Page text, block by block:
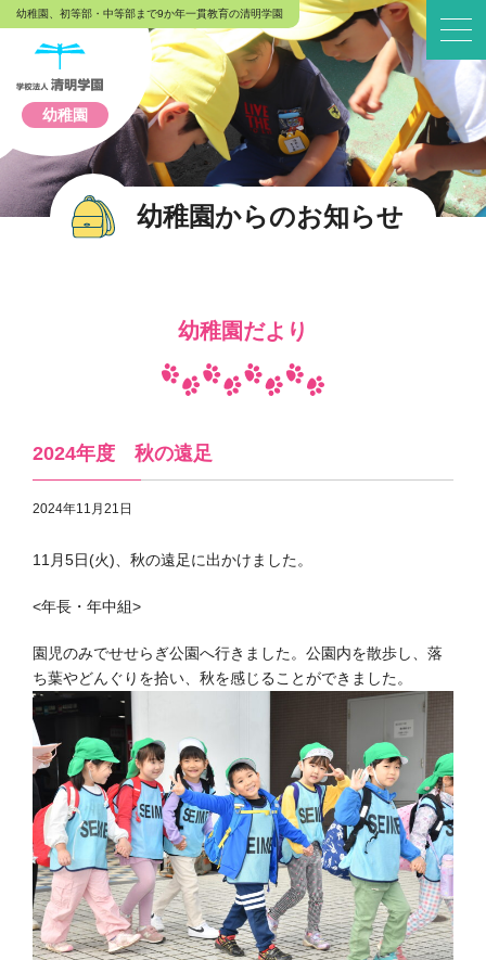
幼稚園、初等部・中等部まで9か年一貫教育の清明学園
幼稚園
幼稚園からのお知らせ
幼稚園だより
2024年度 秋の遠足
2024年11月21日
11月5日(火)、秋の遠足に出かけました。
<年長・年中組>
園児のみでせせらぎ公園へ行きました。公園内を散歩し、落
ち葉やどんぐりを拾い、秋を感じることができました。